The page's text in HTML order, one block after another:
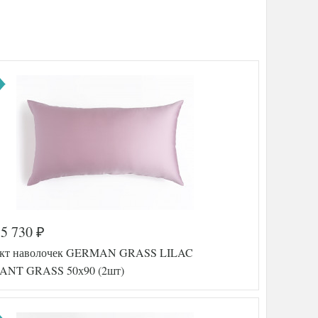
5 730 ₽
наволочек GERMAN GRASS LILAC
GRASS 50х90 (2шт)